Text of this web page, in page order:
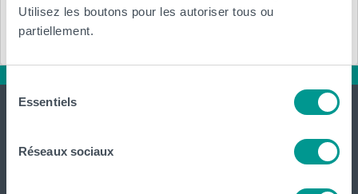
Utilisez les boutons pour les autoriser tous ou
partiellement.
Sélection
Essentiels
Réseaux sociaux
Télécharger (.pdf)